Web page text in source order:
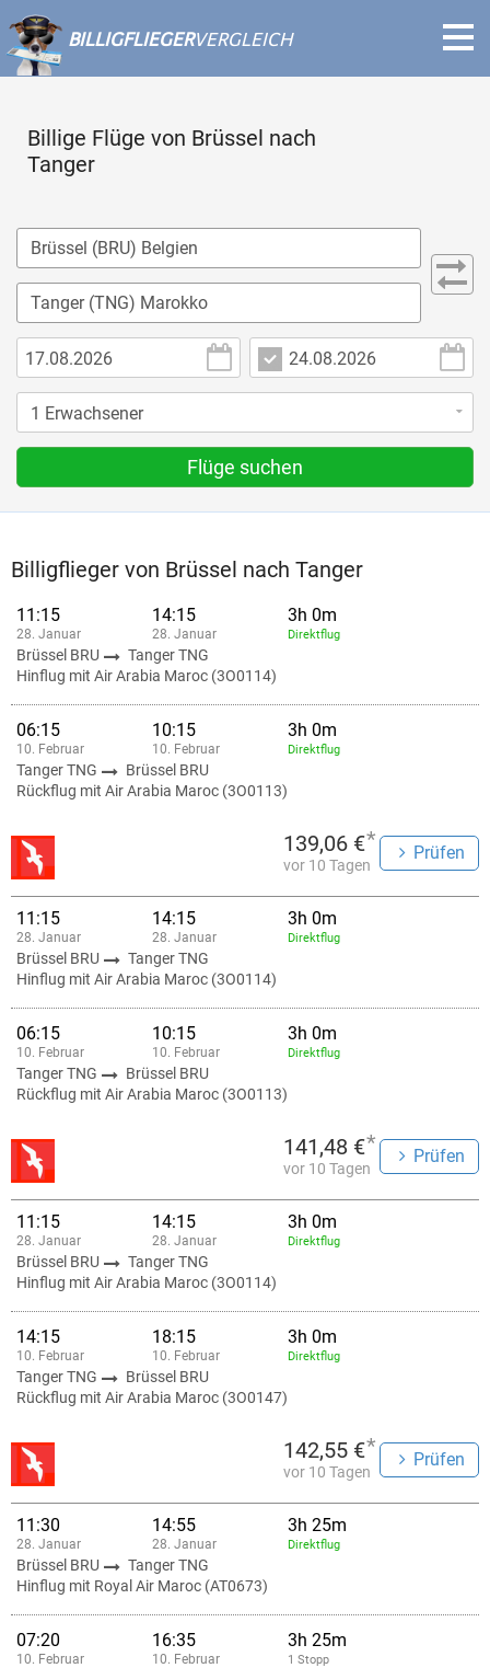
BILLIGFLIEGERVERGLEICH
Billige Flüge von Brüssel nach
Tanger
Flüge suchen
Billigflieger von Brüssel nach Tanger
11:15
28. Januar
14:15
28. Januar
3h 0m
Direktflug
Brüssel BRU
Tanger TNG
Hinflug mit Air Arabia Maroc (3O0114)
06:15
10. Februar
10:15
10. Februar
3h 0m
Direktflug
Tanger TNG
Brüssel BRU
Rückflug mit Air Arabia Maroc (3O0113)
139,06 €*
vor 10 Tagen
Prüfen
11:15
28. Januar
14:15
28. Januar
3h 0m
Direktflug
Brüssel BRU
Tanger TNG
Hinflug mit Air Arabia Maroc (3O0114)
06:15
10. Februar
10:15
10. Februar
3h 0m
Direktflug
Tanger TNG
Brüssel BRU
Rückflug mit Air Arabia Maroc (3O0113)
141,48 €*
vor 10 Tagen
Prüfen
11:15
28. Januar
14:15
28. Januar
3h 0m
Direktflug
Brüssel BRU
Tanger TNG
Hinflug mit Air Arabia Maroc (3O0114)
14:15
10. Februar
18:15
10. Februar
3h 0m
Direktflug
Tanger TNG
Brüssel BRU
Rückflug mit Air Arabia Maroc (3O0147)
142,55 €*
vor 10 Tagen
Prüfen
11:30
28. Januar
14:55
28. Januar
3h 25m
Direktflug
Brüssel BRU
Tanger TNG
Hinflug mit Royal Air Maroc (AT0673)
07:20
10. Februar
16:35
10. Februar
3h 25m
1 Stopp